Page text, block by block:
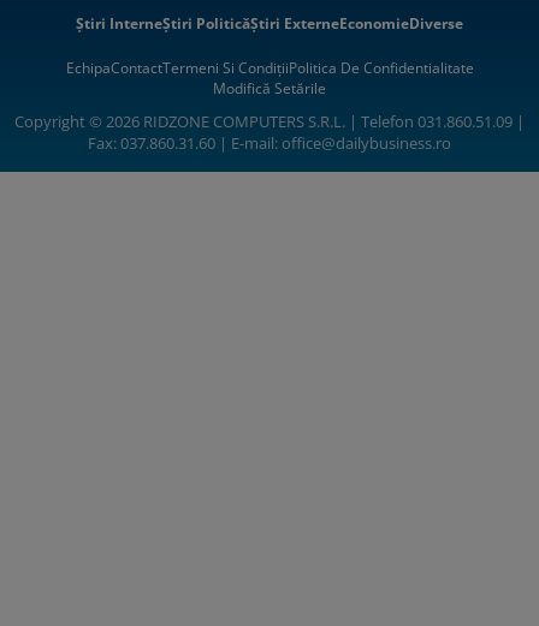
Știri InterneȘtiri PoliticăȘtiri ExterneEconomieDiverse
EchipaContactTermeni Si CondițiiPolitica De Confidentialitate
Modifică Setările
Copyright © 2026 RIDZONE COMPUTERS S.R.L. | Telefon 031.860.51.09 |
Fax: 037.860.31.60 | E-mail:office@dailybusiness.ro